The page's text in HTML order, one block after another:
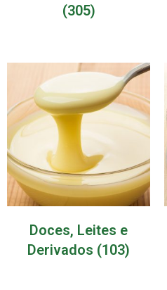
(305)
Doces, Leites e
Derivados (103)